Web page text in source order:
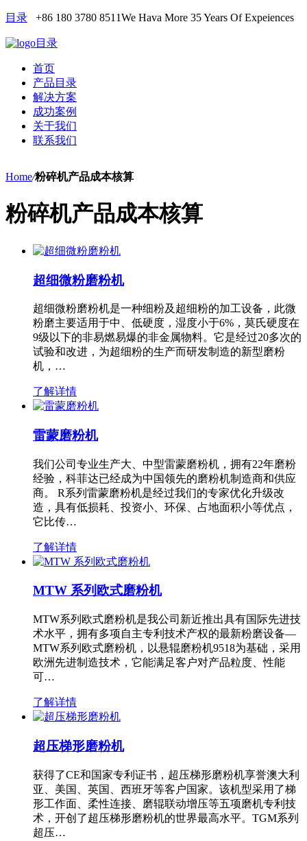
目录 +86 180 3780 8511We Hava More 35 Years Of Expeiences
目录
首页
产品目录
解决方案
成功案例
关于我们
联系我们
Home/粉碎机产品成本核算
粉碎机产品成本核算
超细微粉磨粉机
超细微粉磨粉机是一种细粉及超细粉的加工设备，此微
粉磨主要适用于中、低硬度，湿度小于6%，莫氏硬度在
9级以下的非易燃易爆的非金属物料。它是经过20多次的
试验和改进，为超细粉的生产而研发制造的新型磨粉
机，…
了解详情
雷蒙磨粉机
我们公司专业生产大、中型雷蒙磨粉机，拥有22年磨粉
经验，科菲达已经成为中国领先的磨粉机制造商和供应
商。 R系列雷蒙磨粉机是经过我们的专家优化升级改
造，具有低损耗、投资小、环保、占地面积小等优点，
它比传…
了解详情
MTW 系列欧式磨粉机
MTW系列欧式磨粉机是我公司新近推出具有国际先进技
术水平，拥有多项自主专利技术产权的最新粉磨设备—
MTW系列欧式磨粉机，以悬辊磨粉机9518为基础，采用
欧洲先进制造技术，它能满足客户对产品粒度、性能
可…
了解详情
超压梯形磨粉机
获得了CE和国家专利证书，超压梯形磨粉机享誉澳大利
亚、美国、英国、西班牙等客户国家。该机型采用了梯
形工作面、柔性连接、磨辊联动增压等五项磨机专利技
术，开创了超压梯形磨粉机的世界最高水平。TGM系列
超压…